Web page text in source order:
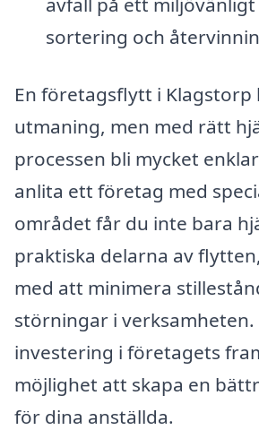
sortering och
En företagsflytt i Klagstorp
utmaning, men med rätt
processen bli mycket
anlita ett företag med
området får du inte bara
praktiska delarna av
med att minimera
störningar i verksamheten.
investering i företagets
möjlighet att skapa en
för dina anställda.